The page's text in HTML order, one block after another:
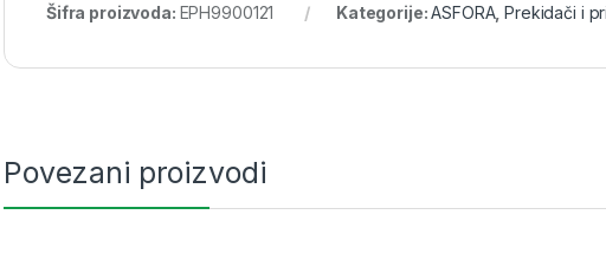
Šifra proizvoda: EPH9900121 Kategorije:ASFORA,Prekidači i
Povezani proizvodi